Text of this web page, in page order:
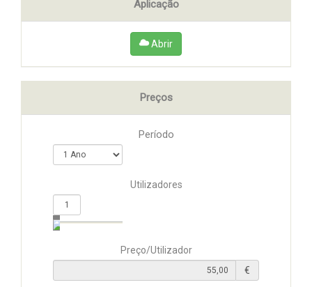
Aplicação
Abrir
Preços
Período
Utilizadores
Preço/Utilizador
€